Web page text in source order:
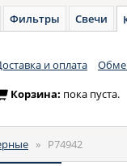
Фильтры Свечи
и оплата
Корзина: пока пуста.
» P74942